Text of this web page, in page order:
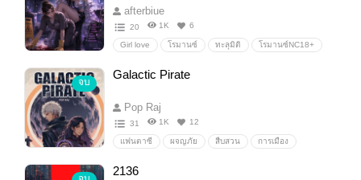
afterbiue
20 1K 6
Girl love โรมานซ์ ทะลุมิติ โรมานซ์NC18+
จบ
Galactic Pirate
Pop Raj
31 1K 12
แฟนตาซี ผจญภัย สืบสวน การเมือง
แฟนตาซี
2136